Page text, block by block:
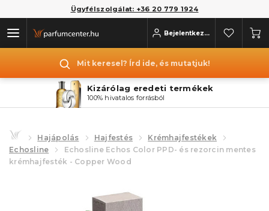
Ügyfélszolgálat: +36 20 779 1924
Bejelentkezés
Mit keresel? Írd ide, és mutatjuk!
Kizárólag eredeti termékek
100% hivatalos forrásból
Hajápolás Hajfestés
Krémhajfestékek
Echosline
Echosline Echos Color PPD- és rezorcin mentes
krémhajfesték - Copper Wood